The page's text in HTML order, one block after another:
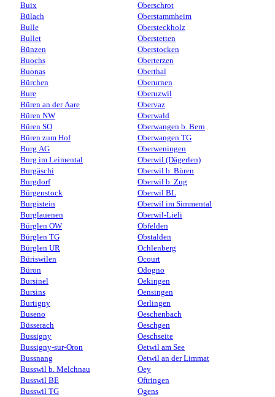
Buix
Bülach
Bulle
Bullet
Bünzen
Buochs
Buonas
Bürchen
Bure
Büren an der Aare
Büren NW
Büren SO
Büren zum Hof
Burg AG
Burg im Leimental
Burgäschi
Burgdorf
Bürgenstock
Burgistein
Burglauenen
Bürglen OW
Bürglen TG
Bürglen UR
Büriswilen
Büron
Bursinel
Bursins
Burtigny
Buseno
Büsserach
Bussigny
Bussigny-sur-Oron
Bussnang
Busswil b. Melchnau
Busswil BE
Busswil TG
Oberschrot
Oberstammheim
Obersteckholz
Oberstetten
Oberstocken
Oberterzen
Oberthal
Oberurnen
Oberuzwil
Obervaz
Oberwald
Oberwangen b. Bern
Oberwangen TG
Oberweningen
Oberwil (Dägerlen)
Oberwil b. Büren
Oberwil b. Zug
Oberwil BL
Oberwil im Simmental
Oberwil-Lieli
Obfelden
Obstalden
Ochlenberg
Ocourt
Odogno
Oekingen
Oensingen
Oerlingen
Oeschenbach
Oeschgen
Oeschseite
Oetwil am See
Oetwil an der Limmat
Oey
Oftringen
Ogens